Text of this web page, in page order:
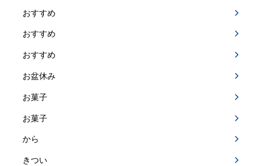
おすすめ
おすすめ
おすすめ
お盆休み
お菓子
お菓子
から
きつい